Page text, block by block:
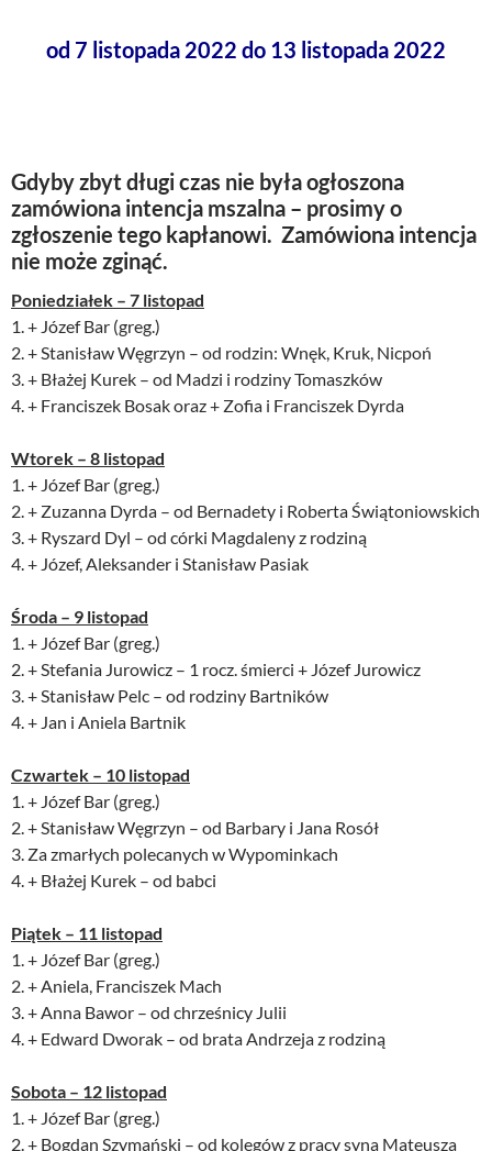
od 7 listopada 2022 do 13 listopada 2022
Gdyby zbyt długi czas nie była ogłoszona
zamówiona intencja mszalna – prosimy o
zgłoszenie tego kapłanowi. Zamówiona intencja
nie może zginąć.
Poniedziałek – 7 listopad
1. + Józef Bar (greg.)
2. + Stanisław Węgrzyn – od rodzin: Wnęk, Kruk, Nicpoń
3. + Błażej Kurek – od Madzi i rodziny Tomaszków
4. + Franciszek Bosak oraz + Zofia i Franciszek Dyrda
Wtorek – 8 listopad
1. + Józef Bar (greg.)
2. + Zuzanna Dyrda – od Bernadety i Roberta Świątoniowskich
3. + Ryszard Dyl – od córki Magdaleny z rodziną
4. + Józef, Aleksander i Stanisław Pasiak
Środa – 9 listopad
1. + Józef Bar (greg.)
2. + Stefania Jurowicz – 1 rocz. śmierci + Józef Jurowicz
3. + Stanisław Pelc – od rodziny Bartników
4. + Jan i Aniela Bartnik
Czwartek – 10 listopad
1. + Józef Bar (greg.)
2. + Stanisław Węgrzyn – od Barbary i Jana Rosół
3. Za zmarłych polecanych w Wypominkach
4. + Błażej Kurek – od babci
Piątek – 11 listopad
1. + Józef Bar (greg.)
2. + Aniela, Franciszek Mach
3. + Anna Bawor – od chrześnicy Julii
4. + Edward Dworak – od brata Andrzeja z rodziną
Sobota – 12 listopad
1. + Józef Bar (greg.)
2. + Bogdan Szymański – od kolegów z pracy syna Mateusza